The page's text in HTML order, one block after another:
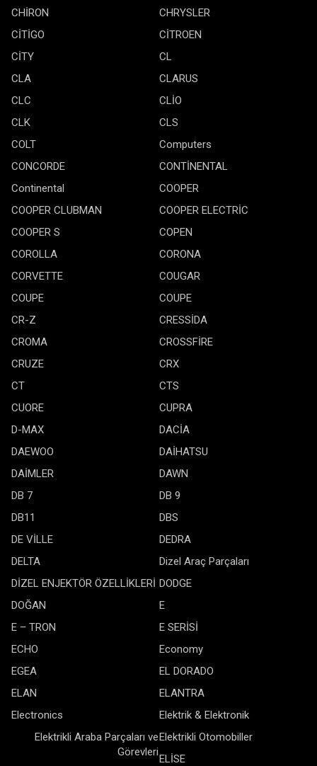
CHİRON
CHRYSLER
CİTİGO
CİTROEN
CİTY
CL
CLA
CLARUS
CLC
CLİO
CLK
CLS
COLT
Computers
CONCORDE
CONTİNENTAL
Continental
COOPER
COOPER CLUBMAN
COOPER ELECTRİC
COOPER S
COPEN
COROLLA
CORONA
CORVETTE
COUGAR
COUPE
COUPE
CR-Z
CRESSİDA
CROMA
CROSSFİRE
CRUZE
CRX
CT
CTS
CUORE
CUPRA
D-MAX
DACİA
DAEWOO
DAİHATSU
DAİMLER
DAWN
DB 7
DB 9
DB11
DBS
DE VİLLE
DEDRA
DELTA
Dizel Araç Parçaları
DİZEL ENJEKTÖR ÖZELLİKLERİ DODGE
DOĞAN
E
E – TRON
E SERİSİ
ECHO
Economy
EGEA
EL DORADO
ELAN
ELANTRA
Electronics
Elektrik & Elektronik
Elektrikli Araba Parçaları ve
Görevleri
Elektrikli Otomobiller
ELİSE